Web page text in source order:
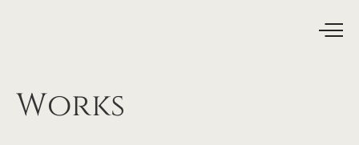
Works